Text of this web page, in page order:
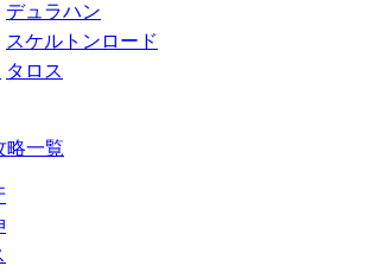
デュラハン
スケルトンロード
タロス
略一覧